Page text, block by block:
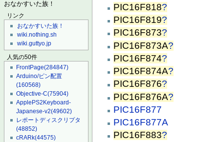
おなかすいた族！
リンク
おなかすいた族！
wiki.nothing.sh
wiki.guttyo.jp
人気の50件
FrontPage(284847)
Arduino/ピン配置
(160568)
Objective-C(75904)
ApplePS2Keyboard-
Japanese-v2(49602)
レポートディスクリプタ
(48852)
cRARk(44575)
PIC16F818?
PIC16F819?
PIC16F873?
PIC16F873A?
PIC16F874?
PIC16F874A?
PIC16F876?
PIC16F876A?
PIC16F877
PIC16F877A
PIC16F883?